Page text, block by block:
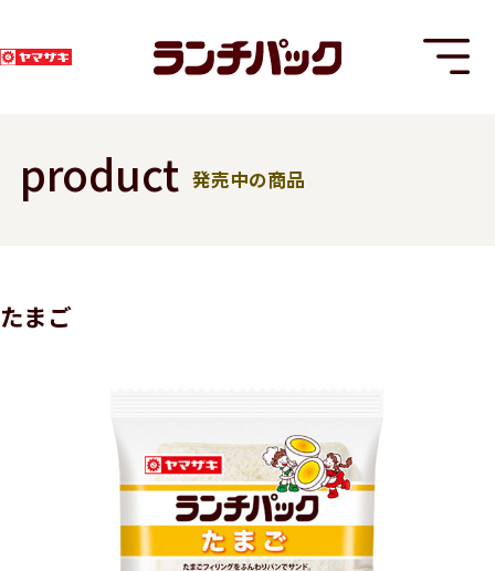
product 発売中の商品
たまご